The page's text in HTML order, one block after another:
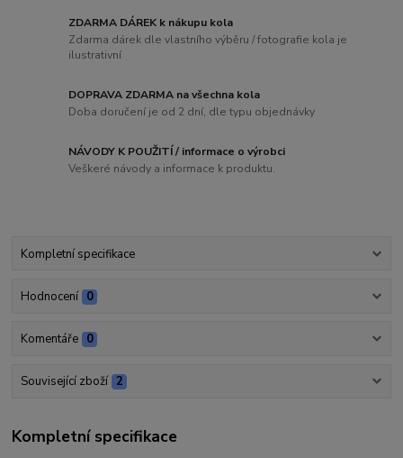
ZDARMA DÁREK k nákupu kola
Zdarma dárek dle vlastního výběru / fotografie kola je
ilustrativní
DOPRAVA ZDARMA na všechna kola
Doba doručení je od 2 dní, dle typu objednávky
NÁVODY K POUŽITÍ / informace o výrobci
Veškeré návody a informace k produktu.
Kompletní specifikace
Hodnocení 0
Komentáře 0
Související zboží 2
Kompletní specifikace